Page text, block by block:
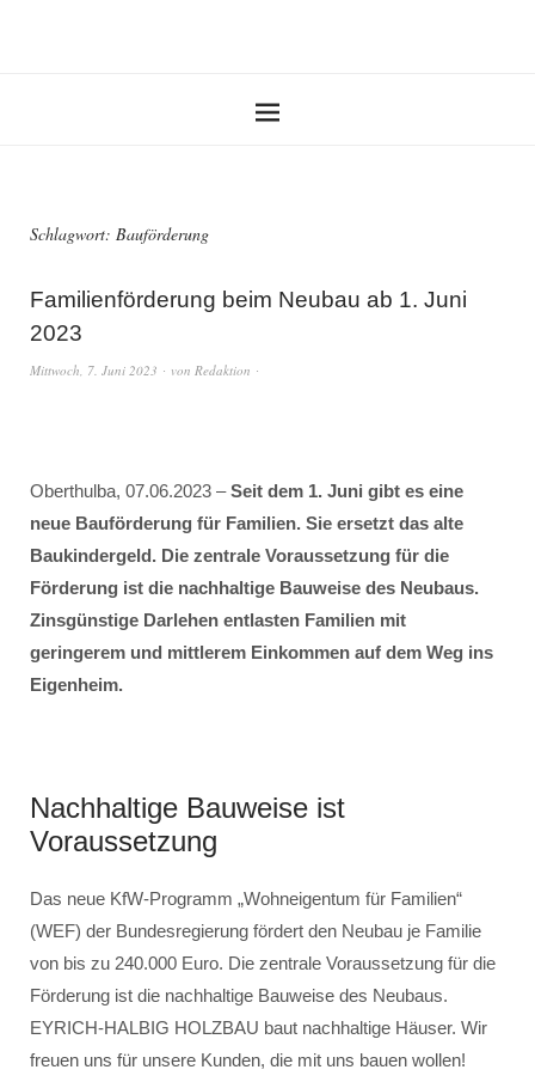
Schlagwort: Bauförderung
Familienförderung beim Neubau ab 1. Juni
2023
Mittwoch, 7. Juni 2023 von Redaktion
Oberthulba, 07.06.2023 –Seit dem 1. Juni gibt es eine
neue Bauförderung für Familien. Sie ersetzt das alte
Baukindergeld. Die zentrale Voraussetzung für die
Förderung ist die nachhaltige Bauweise des Neubaus.
Zinsgünstige Darlehen entlasten Familien mit
geringerem und mittlerem Einkommen auf dem Weg ins
Eigenheim.
Nachhaltige Bauweise ist
Voraussetzung
Das neue KfW-Programm „Wohneigentum für Familien“
(WEF) der Bundesregierung fördert den Neubau je Familie
von bis zu 240.000 Euro. Die zentrale Voraussetzung für die
Förderung ist die nachhaltige Bauweise des Neubaus.
EYRICH-HALBIG HOLZBAU baut nachhaltige Häuser. Wir
freuen uns für unsere Kunden, die mit uns bauen wollen!